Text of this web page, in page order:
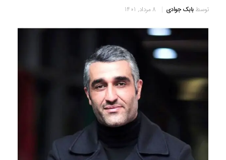
توسطبابک جوادی 8 مرداد, 1401